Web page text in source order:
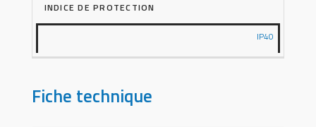
INDICE DE PROTECTION
IP40
Fiche technique